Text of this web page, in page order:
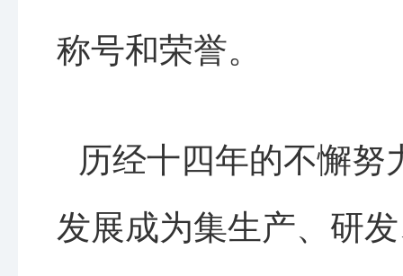
称号和荣誉。
历经十四年的不懈努
发展成为集生产、研